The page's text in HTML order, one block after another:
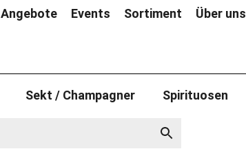
Angebote Events Sortiment Über uns
Sekt / Champagner Spirituosen